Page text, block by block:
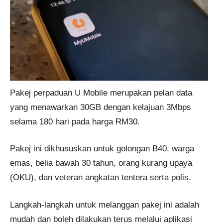
Pakej perpaduan U Mobile merupakan pelan data
yang menawarkan 30GB dengan kelajuan 3Mbps
selama 180 hari pada harga RM30.
Pakej ini dikhususkan untuk golongan B40, warga
emas, belia bawah 30 tahun, orang kurang upaya
(OKU), dan veteran angkatan tentera serta polis.
Langkah-langkah untuk melanggan pakej ini adalah
mudah dan boleh dilakukan terus melalui aplikasi